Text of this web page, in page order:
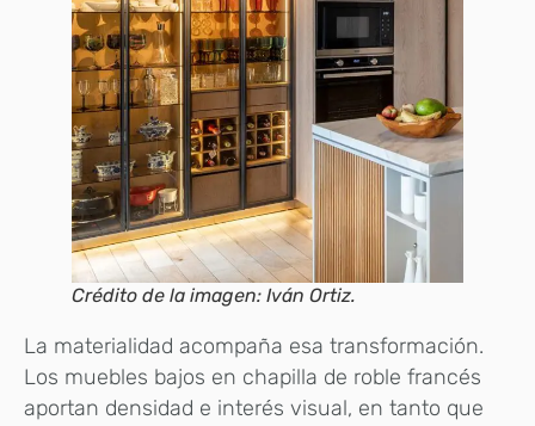
Crédito de la imagen: Iván Ortiz.
La materialidad acompaña esa transformación.
Los muebles bajos en chapilla de roble francés
aportan densidad e interés visual, en tanto que